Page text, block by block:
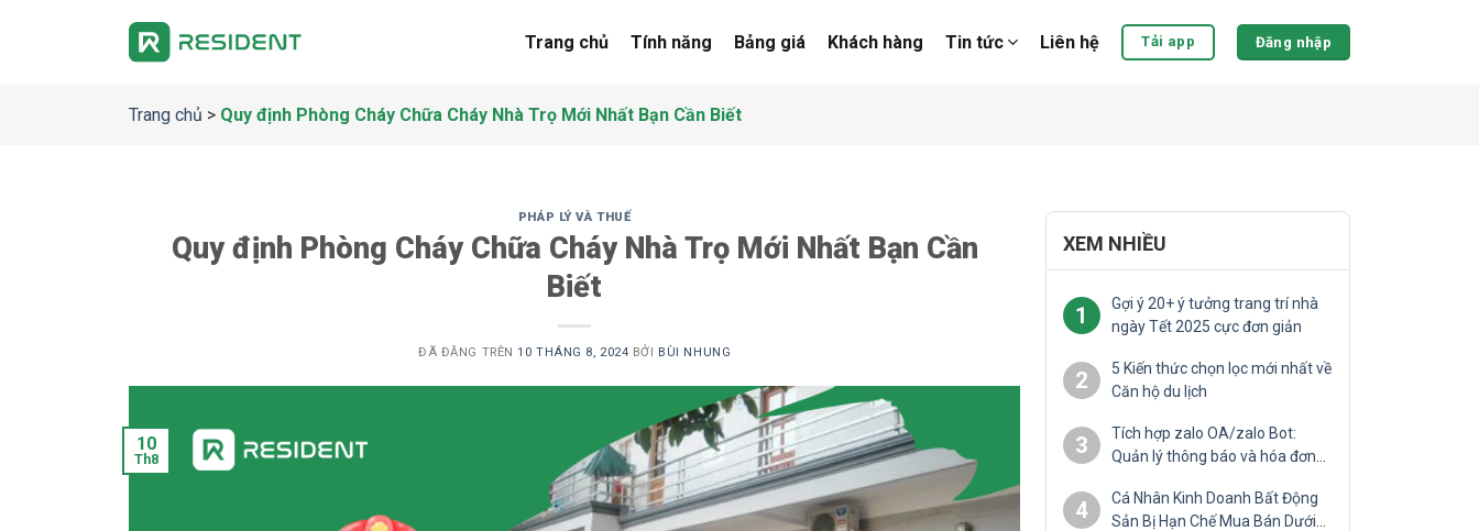
Trang chủ Tính năng Bảng giá Khách hàng Tin tức Liên hệ Tải app Đăng nhập
Trang chủ > Quy định Phòng Cháy Chữa Cháy Nhà Trọ Mới Nhất Bạn Cần Biết
PHÁP LÝ VÀ THUẾ
Quy định Phòng Cháy Chữa Cháy Nhà Trọ Mới Nhất Bạn Cần
Biết
ĐÃ ĐĂNG TRÊN10 THÁNG 8, 2024 BỞI BÙI NHUNG
10
Th8
XEM NHIỀU
1
Gợi ý 20+ ý tưởng trang trí nhà
ngày Tết 2025 cực đơn giản
2
5 Kiến thức chọn lọc mới nhất về
Căn hộ du lịch
3
Tích hợp zalo OA/zalo Bot:
Quản lý thông báo và hóa đơn
4
Cá Nhân Kinh Doanh Bất Động
Sản Bị Hạn Chế Mua Bán Dưới